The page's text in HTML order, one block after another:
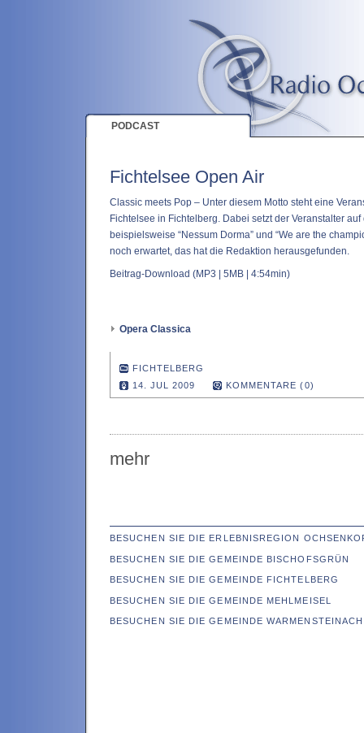
PODCAST
Fichtelsee Open Air
Classic meets Pop – Unter diesem Motto steht eine
Fichtelsee in Fichtelberg. Dabei setzt der Veranstalter
beispielsweise “Nessum Dorma” und “We are the
noch erwartet, das hat die Redaktion herausgefunden.
Beitrag-Download (MP3 | 5MB | 4:54min)
Opera Classica
FICHTELBERG
14. JUL 2009
KOMMENTARE (0)
mehr
BESUCHEN SIE DIE ERLEBNISREGION
BESUCHEN SIE DIE GEMEINDE BISCHOFSGRÜN
BESUCHEN SIE DIE GEMEINDE FICHTELBERG
BESUCHEN SIE DIE GEMEINDE MEHLMEISEL
BESUCHEN SIE DIE GEMEINDE WARMENSTEINACH